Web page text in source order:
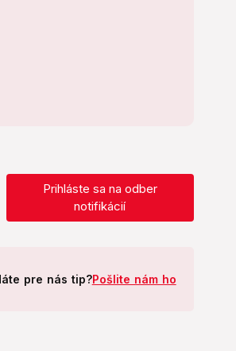
Prihláste sa na odber
notifikácií
pre nás tip?Pošlite nám ho